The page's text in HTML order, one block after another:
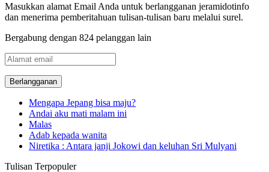
Masukkan alamat Email Anda untuk berlangganan jeramidotinfo
dan menerima pemberitahuan tulisan-tulisan baru melalui surel.
Bergabung dengan 824 pelanggan lain
Alamat
email
Mengapa Jepang bisa maju?
Andai aku mati malam ini
Malas
Adab kepada wanita
Niretika : Antara janji Jokowi dan keluhan Sri Mulyani
Tulisan Terpopuler